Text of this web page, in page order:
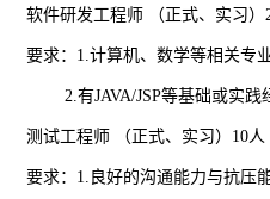
软件研发工程师 （正式、实习）
要求： 1.计算机、数学等相关专
2.有JAVA/JSP等基础或实践
测试工程师 （正式、实习） 10人
要求： 1. 良好的沟通能力与抗压